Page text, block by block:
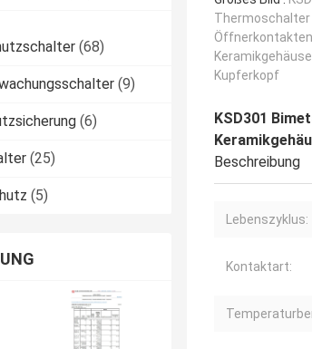
(68)
(9)
(6)
(25)
(5)
Kupferkopf
KSD301
Beschreibung
Lebenszyklus:
Kontaktart: